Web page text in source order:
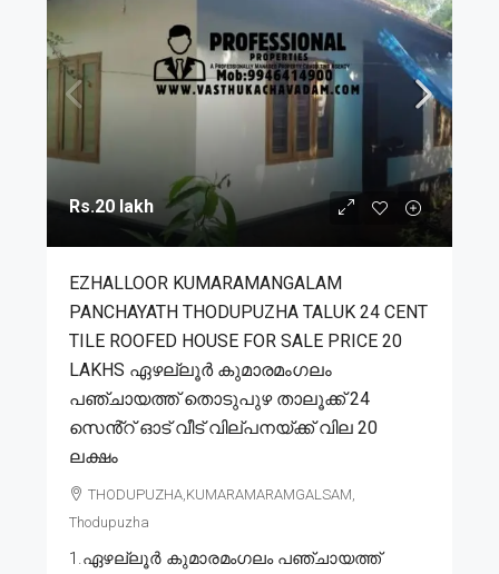
Rs.20 lakh
EZHALLOOR KUMARAMANGALAM
PANCHAYATH THODUPUZHA TALUK 24 CENT
TILE ROOFED HOUSE FOR SALE PRICE 20
LAKHS ഏഴല്ലൂർ കുമാരമംഗലം
പഞ്ചായത്ത് തൊടുപുഴ താലൂക്ക് 24
സെൻ്റ് ഓട് വീട് വില്പനയ്ക്ക് വില 20
ലക്ഷം
THODUPUZHA,KUMARAMARAMGALSAM,
Thodupuzha
1.ഏഴല്ലൂർ കുമാരമംഗലം പഞ്ചായത്ത്